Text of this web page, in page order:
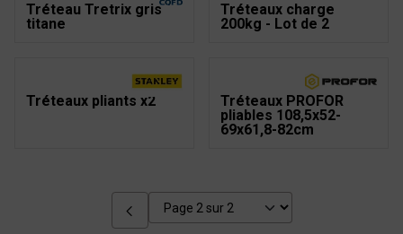
Tréteau Tretrix gris
titane
Tréteaux charge
200kg - Lot de 2
Tréteaux pliants x2
Tréteaux PROFOR
pliables 108,5x52-
69x61,8-82cm